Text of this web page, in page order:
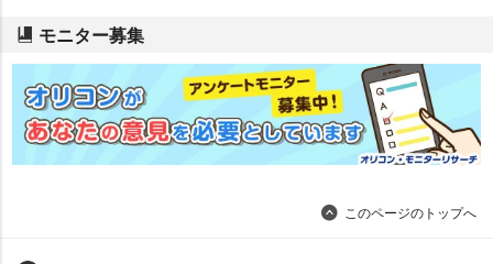
モニター募集
このページのトップへ